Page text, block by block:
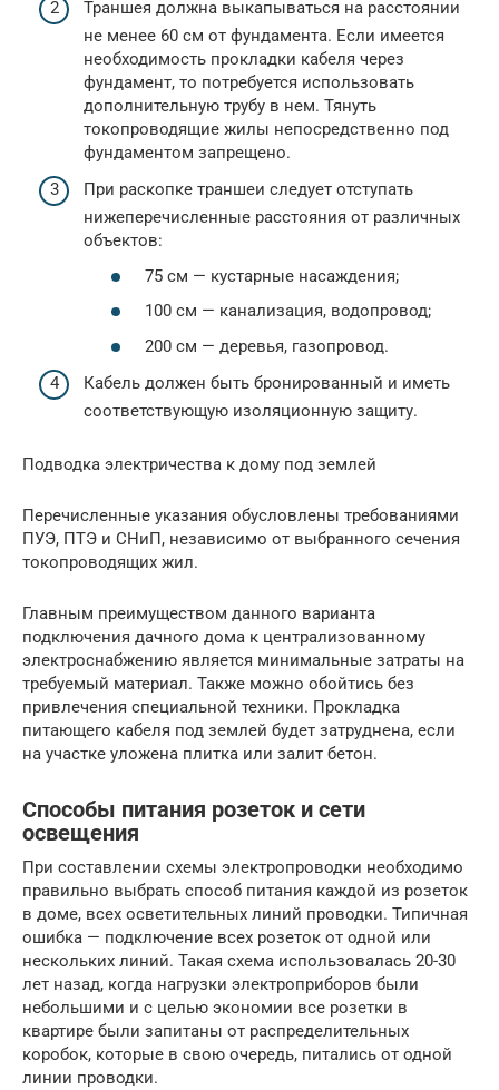
Траншея должна выкапываться на расстоянии
не менее 60 см от фундамента. Если имеется
необходимость прокладки кабеля через
фундамент, то потребуется использовать
дополнительную трубу в нем. Тянуть
токопроводящие жилы непосредственно под
фундаментом запрещено.
При раскопке траншеи следует отступать
нижеперечисленные расстояния от различных
объектов:
75 см — кустарные насаждения;
100 см — канализация, водопровод;
200 см — деревья, газопровод.
Кабель должен быть бронированный и иметь
соответствующую изоляционную защиту.
Подводка электричества к дому под землей
Перечисленные указания обусловлены требованиями
ПУЭ, ПТЭ и СНиП, независимо от выбранного сечения
токопроводящих жил.
Главным преимуществом данного варианта
подключения дачного дома к централизованному
электроснабжению является минимальные затраты на
требуемый материал. Также можно обойтись без
привлечения специальной техники. Прокладка
питающего кабеля под землей будет затруднена, если
на участке уложена плитка или залит бетон.
Способы питания розеток и сети
освещения
При составлении схемы электропроводки необходимо
правильно выбрать способ питания каждой из розеток
в доме, всех осветительных линий проводки. Типичная
ошибка — подключение всех розеток от одной или
нескольких линий. Такая схема использовалась 20-30
лет назад, когда нагрузки электроприборов были
небольшими и с целью экономии все розетки в
квартире были запитаны от распределительных
коробок, которые в свою очередь, питались от одной
линии проводки.